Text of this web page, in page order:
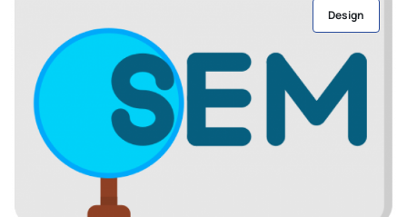
Design